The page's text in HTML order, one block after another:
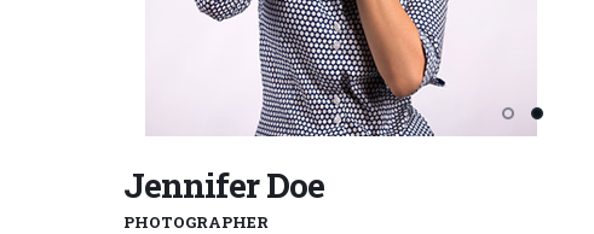
Jennifer Doe
PHOTOGRAPHER